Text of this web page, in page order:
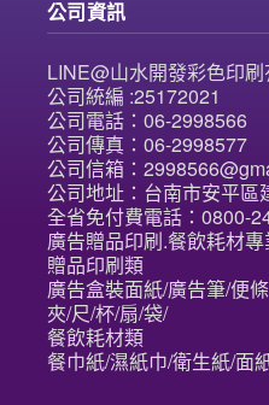
公司資訊
LINE@山水開發彩色印
公司統編 :25172021
公司電話：06-2998566
公司傳真：06-2998577
公司信箱：
公司地址：台南市安平區
全省免付費電話：0800-
廣告贈品印刷.餐飲耗材
贈品印刷類
廣告盒裝面紙/廣告筆/便
夾/尺/杯/扇/袋/
餐飲耗材類
餐巾紙/濕紙巾/衛生紙/面